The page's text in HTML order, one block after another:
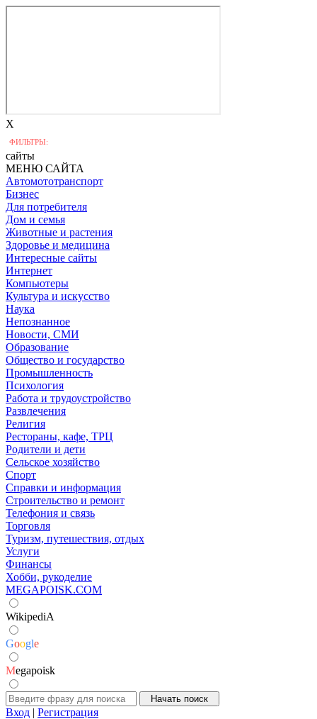
X
ФИЛЬТРЫ:
сайты
МЕНЮ САЙТА
Автомототранспорт
Бизнес
Для потребителя
Дом и семья
Животные и растения
Здоровье и медицина
Интересные сайты
Интернет
Компьютеры
Культура и искусство
Наука
Непознанное
Новости, СМИ
Образование
Общество и государство
Промышленность
Психология
Работа и трудоустройство
Развлечения
Религия
Рестораны, кафе, ТРЦ
Родители и дети
Сельское хозяйство
Спорт
Справки и информация
Строительство и ремонт
Телефония и связь
Торговля
Туризм, путешествия, отдых
Услуги
Финансы
Хобби, рукоделие
MEGAPOISK.COM
WikipediA
Google
Megapoisk
Вход | Регистрация